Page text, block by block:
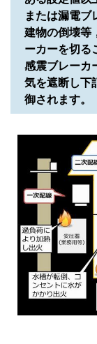
または漏電ブ
建物の倒壊等
ーカーを切る
感震ブレーカ
気を遮断し下
御されます。